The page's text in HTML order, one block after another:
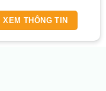
XEM THÔNG TIN